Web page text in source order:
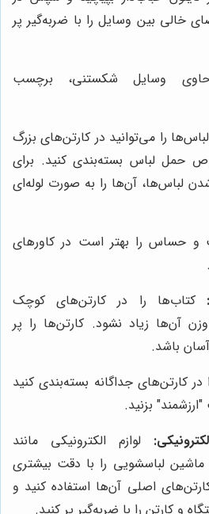
خالی بین وسایل را با ضربه‌گیر پر
وسایل شکستنی، برچسب
لباس‌ها را می‌توانید در کارتن‌های بزرگ
حمل لباس بسته‌بندی کنید. برای
لباس‌ها، آن‌ها را به صورت لوله‌ای
و حساس را بهتر است در کاورهای
کتاب‌ها را در کارتن‌های کوچک
آن‌ها زیاد نشود. کارتن‌ها را پر
باشد.
کارتن‌های جداگانه بسته‌بندی کنید
بزنید.
لوازم الکترونیکی مانند
ماشین لباسشویی را با دقت بیشتری
اصلی آن‌ها استفاده کنید و
و کارتن را با ضربه‌گیر پر کنید.